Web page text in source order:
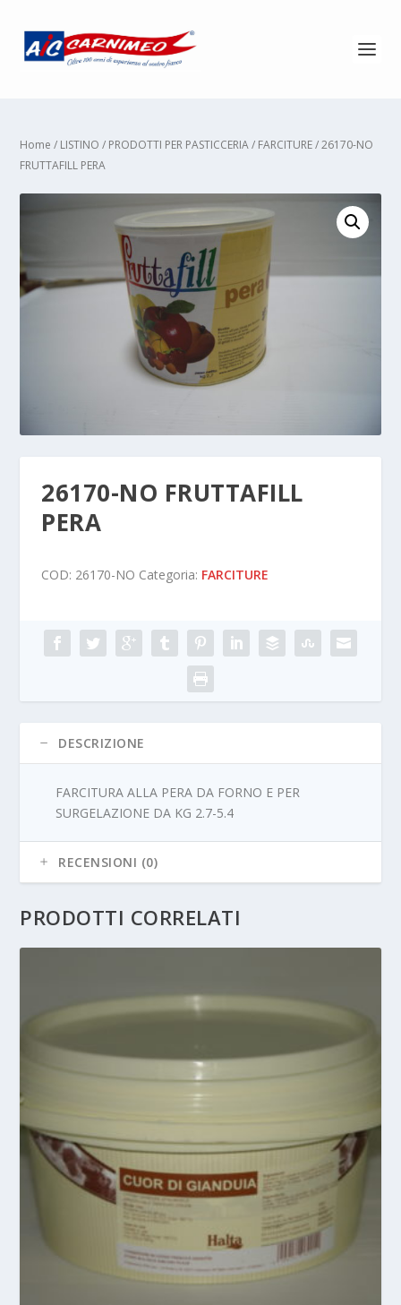
Home / LISTINO / PRODOTTI PER PASTICCERIA/ FARCITURE/ 26170-NO
FRUTTAFILL PERA
26170-NO FRUTTAFILL
PERA
COD: 26170-NO Categoria: FARCITURE
DESCRIZIONE
FARCITURA ALLA PERA DA FORNO E PER
SURGELAZIONE DA KG 2.7-5.4
RECENSIONI (0)
PRODOTTI CORRELATI